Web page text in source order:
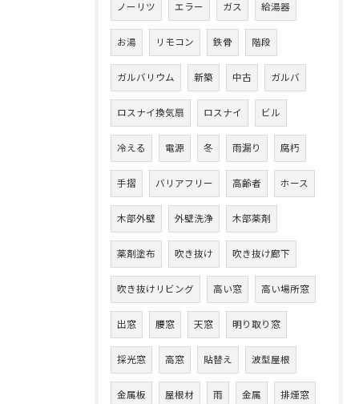
ノーリツ エラー ガス 給湯器
お湯 リモコン 鉄骨 階段
ガルバリウム 新築 中古 ガルバ
ロスナイ換気扇 ロスナイ ビル
冷える 電源 冬 雨漏り 腐朽
手摺 バリアフリー 高齢者 ホース
木部外壁 外壁洗浄 木部薬剤
薬剤塗布 吹き抜け 吹き抜け廊下
吹き抜けリビング 高い窓 高い場所窓
出窓 腰窓 天窓 明り取り窓
採光窓 高窓 貼替え 波型屋根
金属板 屋根材 雨 金属 排煙窓